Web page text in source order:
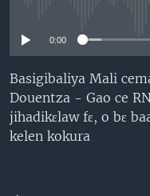
0:00
Basigibaliya Mali
Douentza - Gao ce
jihadikɛlaw fɛ, o bɛ
kelen kokura